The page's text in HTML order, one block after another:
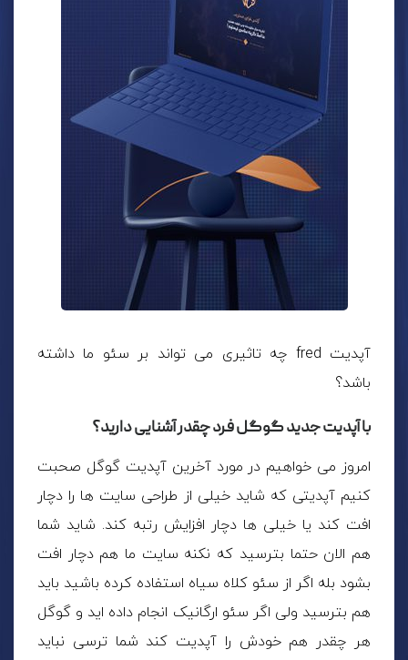
آپدیت fred چه تاثیری می تواند بر سئو ما داشته
باشد؟
با آپدیت جدید گوگل فرد چقدر آشنایی دارید؟
امروز می خواهیم در مورد آخرین آپدیت گوگل صحبت
کنیم آپدیتی که شاید خیلی از طراحی سایت ها را دچار
افت کند یا خیلی ها دچار افزایش رتبه کند. شاید شما
هم الان حتما بترسید که نکنه سایت ما هم دچار افت
بشود بله اگر از سئو کلاه سیاه استفاده کرده باشید باید
هم بترسید ولی اگر سئو ارگانیک انجام داده اید و گوگل
هر چقدر هم خودش را آپدیت کند شما ترسی نباید